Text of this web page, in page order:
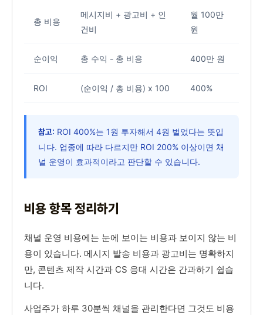
총 비용
메시지비 + 광고비 + 인
건비
월 100만
원
순이익 총 수익 - 총 비용 400만 원
ROI (순이익 / 총 비용) x 100 400%
참고: ROI 400%는 1원 투자해서 4원 벌었다는 뜻입
니다. 업종에 따라 다르지만 ROI 200% 이상이면 채
널 운영이 효과적이라고 판단할 수 있습니다.
비용 항목 정리하기
채널 운영 비용에는 눈에 보이는 비용과 보이지 않는 비
용이 있습니다. 메시지 발송 비용과 광고비는 명확하지
만, 콘텐츠 제작 시간과 CS 응대 시간은 간과하기 쉽습
니다.
사업주가 하루 30분씩 채널을 관리한다면 그것도 비용